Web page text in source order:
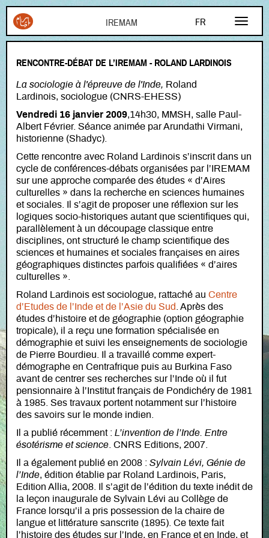
FR
EN
AR
Aller au contenu principal
RENCONTRE-DÉBAT DE L’IREMAM - ROLAND LARDINOIS
La sociologie à l'épreuve de l'Inde, Roland
Lardinois, sociologue (CNRS-EHESS)
Vendredi 16 janvier 2009,14h30, MMSH, salle Paul-
Albert Février. Séance animée par Arundathi Virmani,
historienne (Shadyc).
Cette rencontre avec Roland Lardinois s’inscrit dans un
cycle de conférences-débats organisées par l’IREMAM
sur une approche comparée des études « d’Aires
culturelles » dans la recherche en sciences humaines
et sociales. Il s’agit de proposer une réflexion sur les
logiques socio-historiques autant que scientifiques qui,
parallèlement à un découpage classique entre
disciplines, ont structuré le champ scientifique des
sciences et humaines et sociales françaises en aires
géographiques distinctes parfois qualifiées « d’aires
culturelles ».
Roland Lardinois est sociologue, rattaché au Centre
d’Etudes de l’Inde et de l’Asie du Sud . Après des
études d’histoire et de géographie (option géographie
tropicale), il a reçu une formation spécialisée en
démographie et suivi les enseignements de sociologie
de Pierre Bourdieu. Il a travaillé comme expert-
démographe en Centrafrique puis au Burkina Faso
avant de centrer ses recherches sur l’Inde où il fut
pensionnaire à l’Institut français de Pondichéry de 1981
à 1985. Ses travaux portent notamment sur l’histoire
des savoirs sur le monde indien.
Il a publié récemment : L’invention de l’Inde. Entre
ésotérisme et science . CNRS Editions, 2007.
Il a également publié en 2008 : Sylvain Lévi, Génie de
l’Inde, édition établie par Roland Lardinois, Paris,
Edition Allia, 2008. Il s’agit de l’édition du texte inédit de
la leçon inaugurale de Sylvain Lévi au Collège de
France lorsqu’il a pris possession de la chaire de
langue et littérature sanscrite (1895). Ce texte fait
l’histoire des études sur l’Inde, en France et en Inde, et